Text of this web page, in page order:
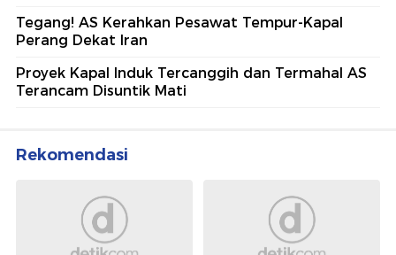
Tegang! AS Kerahkan Pesawat Tempur-Kapal
Perang Dekat Iran
Proyek Kapal Induk Tercanggih dan Termahal AS
Terancam Disuntik Mati
Rekomendasi